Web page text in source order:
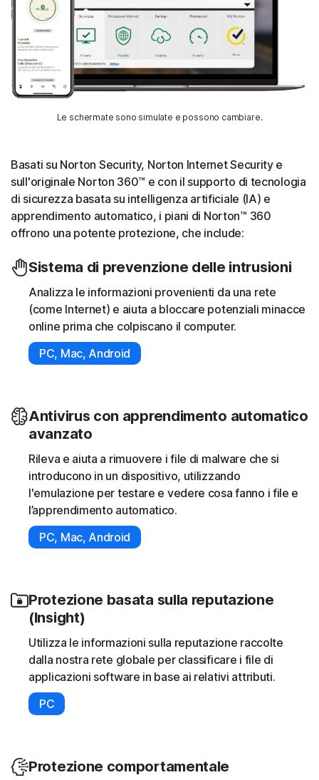
Le schermate sono simulate e possono cambiare.
Basati su Norton Security, Norton Internet Security e
sull'originale Norton 360™ e con il supporto di tecnologia
di sicurezza basata su intelligenza artificiale (IA) e
apprendimento automatico, i piani di Norton™ 360
offrono una potente protezione, che include:
Sistema di prevenzione delle intrusioni
Analizza le informazioni provenienti da una rete
(come Internet) e aiuta a bloccare potenziali minacce
online prima che colpiscano il computer.
PC, Mac, Android
Antivirus con apprendimento automatico
avanzato
Rileva e aiuta a rimuovere i file di malware che si
introducono in un dispositivo, utilizzando
l'emulazione per testare e vedere cosa fanno i file e
l’apprendimento automatico.
PC, Mac, Android
Protezione basata sulla reputazione
(Insight)
Utilizza le informazioni sulla reputazione raccolte
dalla nostra rete globale per classificare i file di
applicazioni software in base ai relativi attributi.
PC
Protezione comportamentale